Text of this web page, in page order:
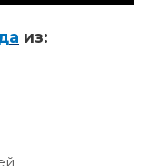
из: